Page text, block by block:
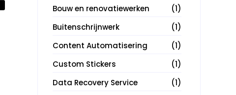
Bouw en renovatiewerken
(1)
Buitenschrijnwerk
(1)
Content Automatisering
(1)
Custom Stickers
(1)
Data Recovery Service
(1)